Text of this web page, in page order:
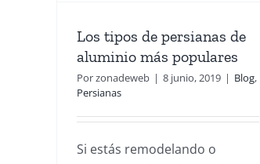
Los tipos de persianas de
aluminio más populares
Porzonadeweb | 8 junio, 2019 | Blog,
Persianas
Si estás remodelando o